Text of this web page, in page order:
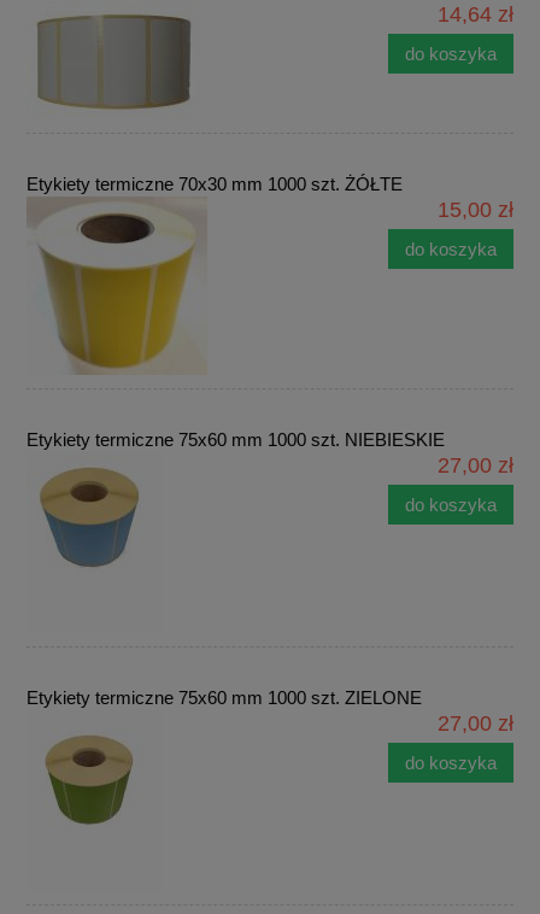
14,64 zł
do koszyka
Etykiety termiczne 70x30 mm 1000 szt. ŻÓŁTE
15,00 zł
do koszyka
Etykiety termiczne 75x60 mm 1000 szt. NIEBIESKIE
27,00 zł
do koszyka
Etykiety termiczne 75x60 mm 1000 szt. ZIELONE
27,00 zł
do koszyka